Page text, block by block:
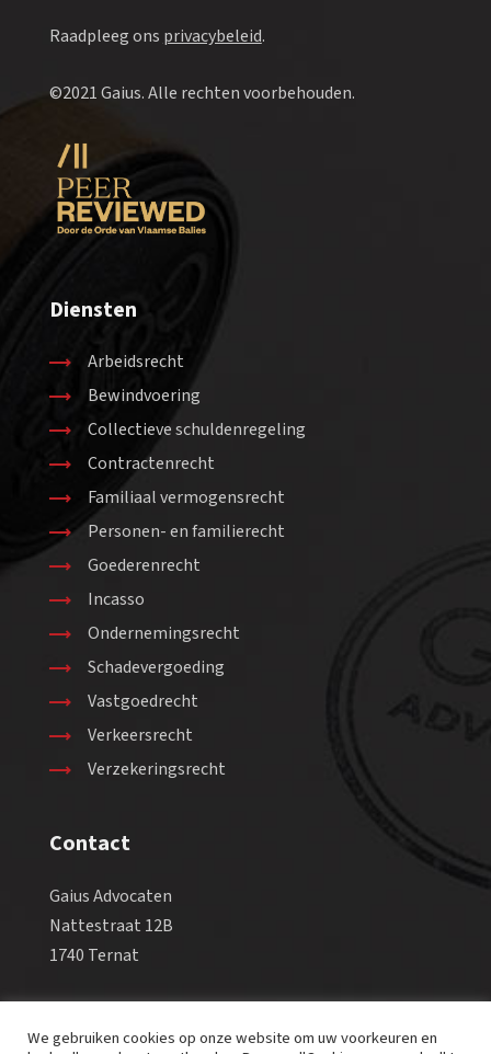
Raadpleeg ons privacybeleid.
©2021 Gaius. Alle rechten voorbehouden.
Diensten
Arbeidsrecht
Bewindvoering
Collectieve schuldenregeling
Contractenrecht
Familiaal vermogensrecht
Personen- en familierecht
Goederenrecht
Incasso
Ondernemingsrecht
Schadevergoeding
Vastgoedrecht
Verkeersrecht
Verzekeringsrecht
Contact
Gaius Advocaten
Nattestraat 12B
1740 Ternat
Fax +32 2 569 38 90
We gebruiken cookies op onze website om uw voorkeuren en